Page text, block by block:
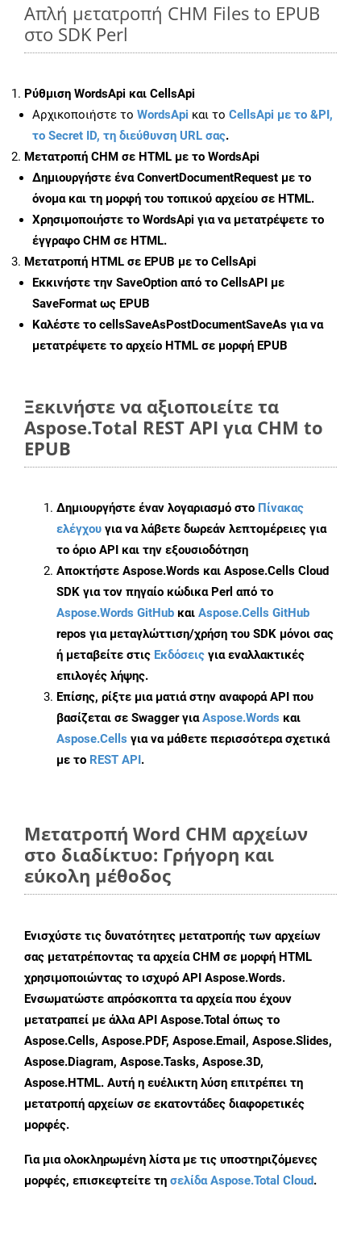
Απλή μετατροπή CHM Files to EPUB
στο SDK Perl
Ρύθμιση WordsApi και CellsApi
Αρχικοποιήστε το WordsApi και το CellsApi με το &PI,
το Secret ID, τη διεύθυνση URL σας.
Μετατροπή CHM σε HTML με το WordsApi
Δημιουργήστε έναConvertDocumentRequest με το
όνομα και τη μορφή του τοπικού αρχείου σε HTML.
Χρησιμοποιήστε το WordsApi για να μετατρέψετε το
έγγραφο CHM σε HTML.
Μετατροπή HTML σε EPUB με το CellsApi
Εκκινήστε την SaveOption από το CellsAPI με
SaveFormat ως EPUB
Καλέστε το cellsSaveAsPostDocumentSaveAs για να
μετατρέψετε το αρχείο HTML σε μορφή EPUB
Ξεκινήστε να αξιοποιείτε τα
Aspose.Total REST API για CHM to
EPUB
Δημιουργήστε έναν λογαριασμό στο Πίνακας
ελέγχου για να λάβετε δωρεάν λεπτομέρειες για
το όριο API και την εξουσιοδότηση
Αποκτήστε Aspose.Words και Aspose.Cells Cloud
SDK για τον πηγαίο κώδικα Perl από το
Aspose.Words GitHub και Aspose.Cells GitHub
repos για μεταγλώττιση/χρήση του SDK μόνοι σας
ή μεταβείτε στις Εκδόσεις για εναλλακτικές
επιλογές λήψης.
Επίσης, ρίξτε μια ματιά στην αναφορά API που
βασίζεται σε Swagger γιαAspose.Words και
Aspose.Cells για να μάθετε περισσότερα σχετικά
με το REST API.
Μετατροπή Word CHM αρχείων
στο διαδίκτυο: Γρήγορη και
εύκολη μέθοδος
Ενισχύστε τις δυνατότητες μετατροπής των αρχείων
σας μετατρέποντας τα αρχεία CHM σε μορφή HTML
χρησιμοποιώντας το ισχυρό API Aspose.Words.
Ενσωματώστε απρόσκοπτα τα αρχεία που έχουν
μετατραπεί με άλλα API Aspose.Total όπως το
Aspose.Cells, Aspose.PDF, Aspose.Email, Aspose.Slides,
Aspose.Diagram, Aspose.Tasks, Aspose.3D,
Aspose.HTML. Αυτή η ευέλικτη λύση επιτρέπει τη
μετατροπή αρχείων σε εκατοντάδες διαφορετικές
μορφές.
Για μια ολοκληρωμένη λίστα με τις υποστηριζόμενες
μορφές, επισκεφτείτε τη σελίδα Aspose.Total Cloud.